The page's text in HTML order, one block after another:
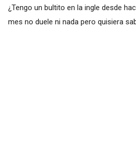
¿Tengo un bultito en la ingle desde
mes no duele ni nada pero quisiera